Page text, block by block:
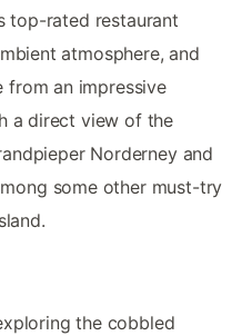
top-rated restaurant
atmosphere, and
from an impressive
a direct view of the
Norderney and
some other must-try
the cobbled